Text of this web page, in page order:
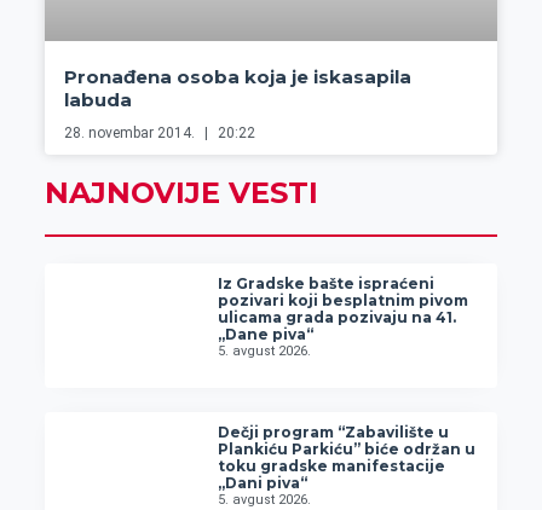
Pronađena osoba koja je iskasapila
labuda
28. novembar 2014. 20:22
NAJNOVIJE VESTI
Iz Gradske bašte ispraćeni
pozivari koji besplatnim pivom
ulicama grada pozivaju na 41.
„Dane piva“
5. avgust 2026.
Dečji program “Zabavilište u
Plankiću Parkiću” biće održan u
toku gradske manifestacije
„Dani piva“
5. avgust 2026.